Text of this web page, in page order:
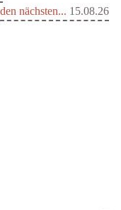
nächsten... 15.08.26